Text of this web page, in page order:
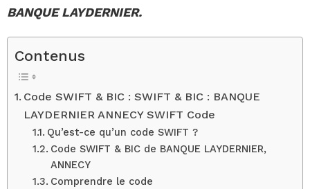
BANQUE LAYDERNIER.
Contenus
Code SWIFT & BIC : SWIFT & BIC : BANQUE
LAYDERNIER ANNECY SWIFT Code
Qu’est-ce qu’un code SWIFT ?
Code SWIFT & BIC de BANQUE LAYDERNIER,
ANNECY
Comprendre le code